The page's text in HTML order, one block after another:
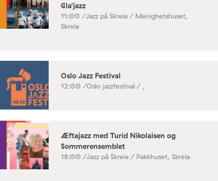
Gla’jazz
11:00 /Jazz på Skreia / Menighetshuset,
Skreia
Oslo Jazz Festival
12:00 /Oslo jazzfestival / ,
Æftajazz med Turid Nikolaisen og
Sommerensemblet
18:00 /Jazz på Skreia / Pakkhuset, Skreia